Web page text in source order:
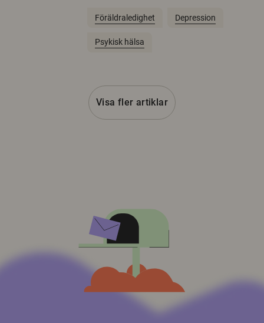
Föräldraledighet Depression
Psykisk hälsa
Visa fler artiklar